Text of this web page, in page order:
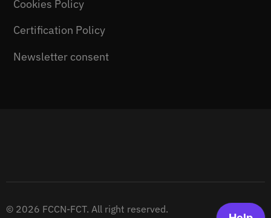
Cookies Policy
Certification Policy
Newsletter consent
© 2026 FCCN-FCT. All right reserved.